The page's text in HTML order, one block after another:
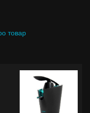
товар